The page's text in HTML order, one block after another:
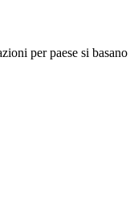
per paese si basano